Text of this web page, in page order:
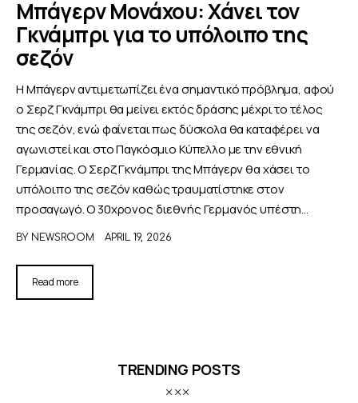
ΑΦΙΕΡΩΜΑΤΑ
MEET THE TEAM
Μπάγερν Μονάχου: Χάνει τον
Γκνάμπρι για το υπόλοιπο της
σεζόν
Η Μπάγερν αντιμετωπίζει ένα σημαντικό πρόβλημα, αφού
ο Σερζ Γκνάμπρι θα μείνει εκτός δράσης μέχρι το τέλος
της σεζόν, ενώ φαίνεται πως δύσκολα θα καταφέρει να
αγωνιστεί και στο Παγκόσμιο Κύπελλο με την εθνική
Γερμανίας. Ο Σερζ Γκνάμπρι της Μπάγερν θα χάσει το
υπόλοιπο της σεζόν καθώς τραυματίστηκε στον
προσαγωγό. Ο 30χρονος διεθνής Γερμανός υπέστη…
BY NEWSROOM APRIL 19, 2026
Read more
TRENDING POSTS